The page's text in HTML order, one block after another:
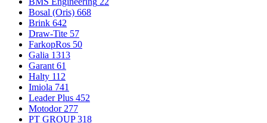
Bosal (Oris) 668
Brink 642
Draw-Tite 57
FarkopRos 50
Galia 1313
Garant 61
Halty 112
Imiola 741
Leader Plus 452
Motodor 277
PT GROUP 318